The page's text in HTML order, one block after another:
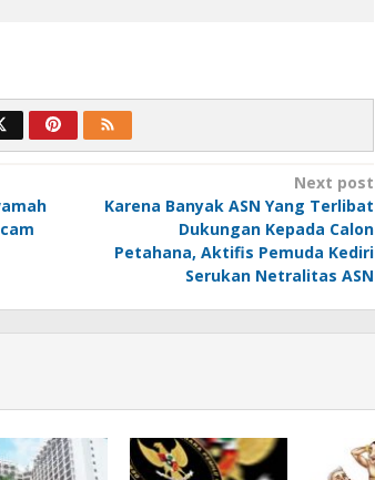
Next post
Karena Banyak ASN Yang Terlibat
Dukungan Kepada Calon
Petahana, Aktifis Pemuda Kediri
Serukan Netralitas ASN